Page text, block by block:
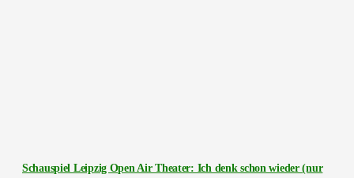
Schauspiel Leipzig Open Air Theater: Ich denk schon wieder (nur